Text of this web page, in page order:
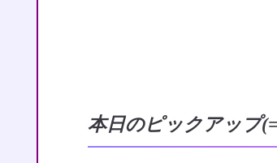
本日のピックアップ